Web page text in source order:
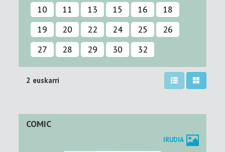
10
11 13 15 16
18
19
20 22 24 25
26
27
28 29 30 32
2 euskarri
COMIC
IRUDIA